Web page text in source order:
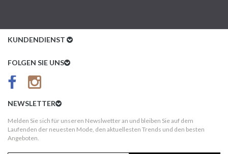
KUNDENDIENST
Kundenservice
AGB
Kundeninformationen
FOLGEN SIE UNS
NEWSLETTER
Melden Sie sich für unseren Newslwetter an und bleiben Sie auf dem
Laufenden der neuesten Mode, den aktuellesten Trends und den besten
Angeboten.